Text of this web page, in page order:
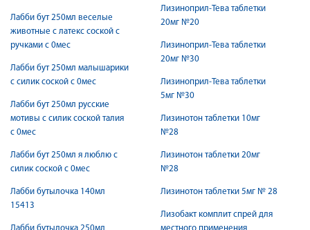
Лабби бут 250мл веселые
животные с латекс соской с
ручками с 0мес
Лабби бут 250мл малышарики
с силик соской с 0мес
Лабби бут 250мл русские
мотивы с силик соской талия
с 0мес
Лабби бут 250мл я люблю с
силик соской с 0мес
Лабби бутылочка 140мл
15413
Лизиноприл-Тева таблетки
20мг №20
Лизиноприл-Тева таблетки
20мг №30
Лизиноприл-Тева таблетки
5мг №30
Лизинотон таблетки 10мг
№28
Лизинотон таблетки 20мг
№28
Лизинотон таблетки 5мг № 28
Лизобакт комплит спрей для